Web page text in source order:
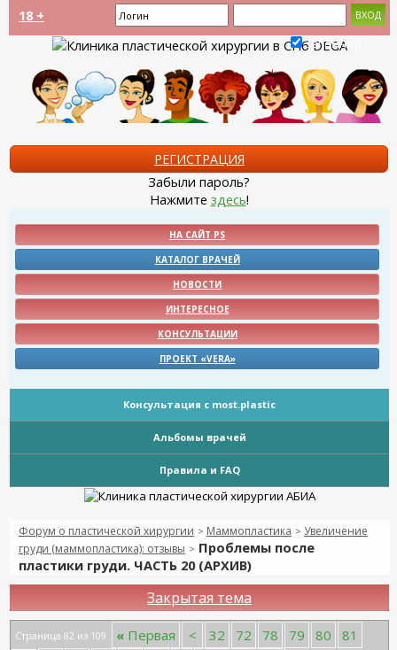
18 +
Запомнить?
РЕГИСТРАЦИЯ
Забыли пароль?
Нажмите здесь!
НА САЙТ PS
КАТАЛОГ ВРАЧЕЙ
НОВОСТИ
ИНТЕРЕСНОЕ
КОНСУЛЬТАЦИИ
ПРОЕКТ «VERA»
Консультация с most.plastic
Альбомы врачей
Правила и FAQ
Форум о пластической хирургии > Маммопластика > Увеличение
груди (маммопластика): отзывы > Проблемы после
пластики груди. ЧАСТЬ 20 (АРХИВ)
Закрытая тема
Страница 82 из 109 « Первая < 32 72 78 79 80
81